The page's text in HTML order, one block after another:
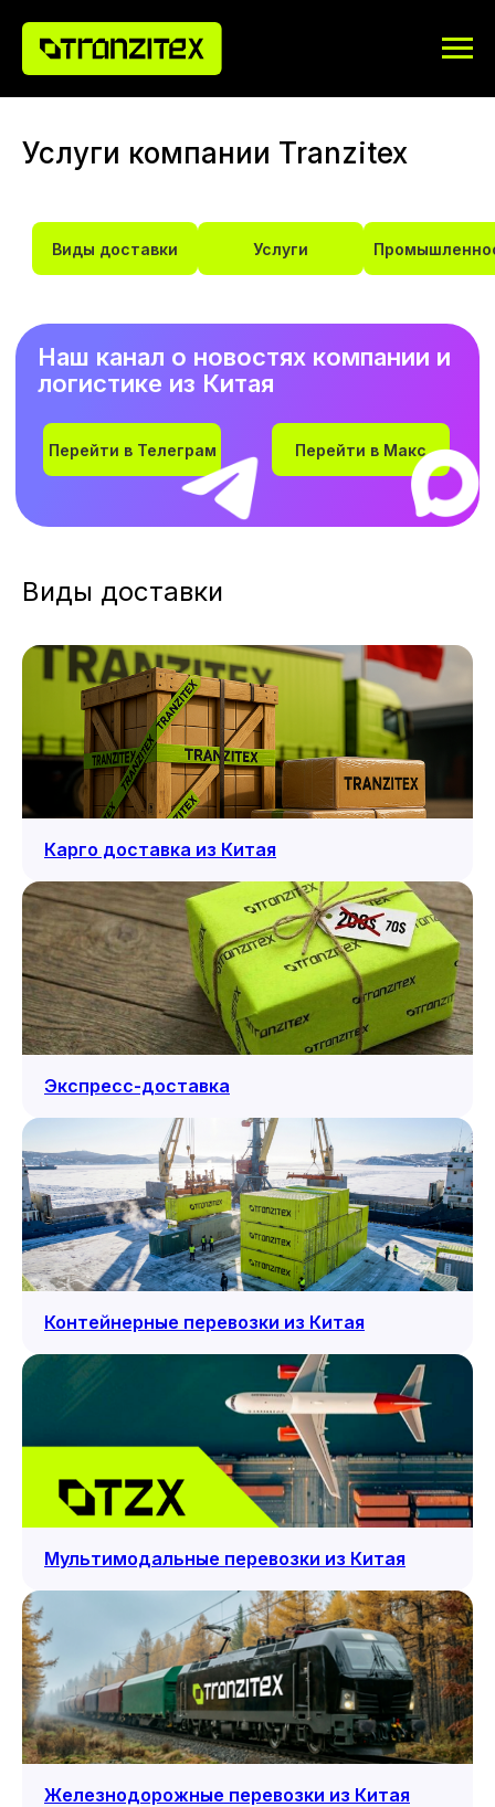
Услуги компании Tranzitex
Виды доставки Услуги
Перейти в Телеграм
Наш канал о новостях компании и
логистике из Китая
Перейти в Макс
Виды доставки
Карго доставка из Китая
Экспресс-доставка
Контейнерные перевозки из Китая
Мультимодальные перевозки из Китая
Железнодорожные перевозки из Китая